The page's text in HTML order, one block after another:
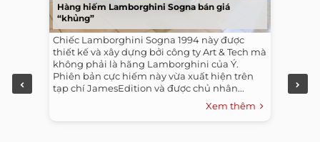
Hàng hiếm Lamborghini Sogna bán giá
“khủng”
Chiếc Lamborghini Sogna 1994 này được
thiết kế và xây dựng bởi công ty Art & Tech mà
không phải là hãng Lamborghini của Ý.
Phiên bản cực hiếm này vừa xuất hiện trên
tạp chí JamesEdition và được chủ nhân...
Xem thêm